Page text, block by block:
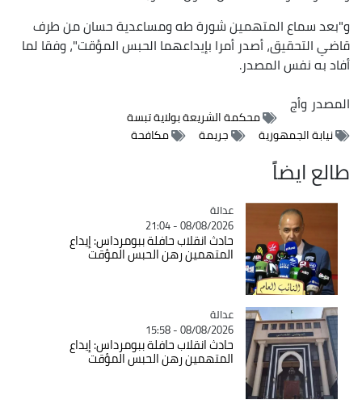
و"بعد سماع المتهمين شورة طه ومساعدية حسان من طرف
قاضي التحقيق، أصدر أمرا بإيداعهما الحبس المؤقت"، وفقا لما
أفاد به نفس المصدر.
المصدروأج
محكمة الشريعة بولاية تبسة
نيابة الجمهورية
جريمة مكافحة
طالع ايضاً
Catégorie
عدالة
08/08/2026 - 21:04
حادث انقلاب حافلة ببومرداس: إيداع
المتهمين رهن الحبس المؤقت
Catégorie
عدالة
08/08/2026 - 15:58
حادث انقلاب حافلة ببومرداس: إيداع
المتهمين رهن الحبس المؤقت